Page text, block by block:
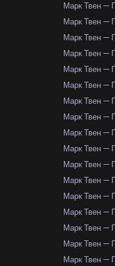
Марк Твен —
Марк Твен —
Марк Твен —
Марк Твен —
Марк Твен —
Марк Твен —
Марк Твен —
Марк Твен —
Марк Твен —
Марк Твен —
Марк Твен —
Марк Твен —
Марк Твен —
Марк Твен —
Марк Твен —
Марк Твен —
Марк Твен —